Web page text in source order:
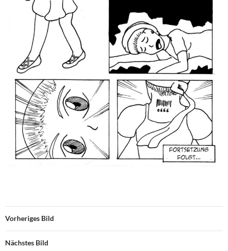
Vorheriges Bild
Nächstes Bild